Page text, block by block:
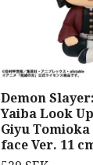
Demon
Yaiba Look
Giyu
face Ver. 11